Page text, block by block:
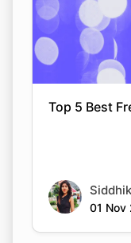
Top 5 Best
01 Nov